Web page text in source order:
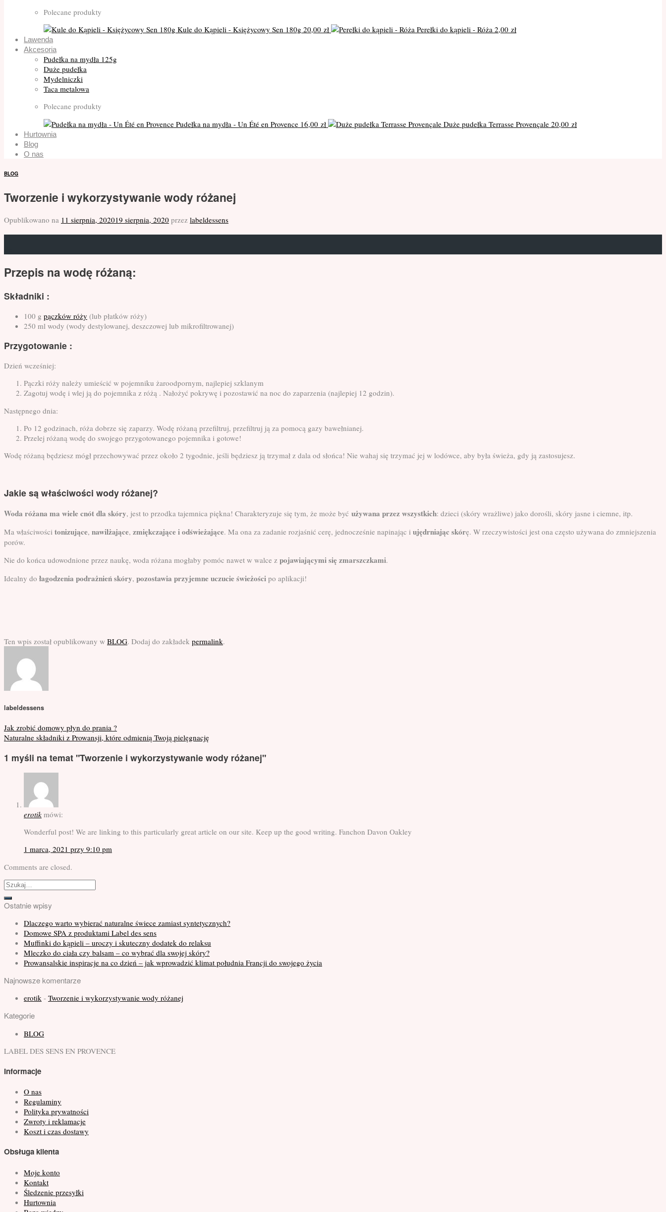
Polecane produkty
Kule do Kąpieli - Księżycowy Sen 180g 20,00 zł Perełki do kąpieli - Róża 2,00 zł
Lawenda
Akcesoria
Pudełka na mydła 125g
Duże pudełka
Mydelniczki
Taca metalowa
Polecane produkty
Pudełka na mydła - Un Été en Provence 16,00 zł Duże pudełka Terrasse Provençale 20,00 zł
Hurtownia
Blog
O nas
BLOG
Tworzenie i wykorzystywanie wody różanej
Opublikowano na 11 sierpnia, 202019 sierpnia, 2020 przez labeldessens
Przepis na wodę różaną:
Składniki :
100 g pączków róży (lub płatków róży)
250 ml wody (wody destylowanej, deszczowej lub mikrofiltrowanej)
Przygotowanie :
Dzień wcześniej:
Pączki róży należy umieścić w pojemniku żaroodpornym, najlepiej szklanym
Zagotuj wodę i wlej ją do pojemnika z różą . Nałożyć pokrywę i pozostawić na noc do zaparzenia (najlepiej 12 godzin).
Następnego dnia:
Po 12 godzinach, róża dobrze się zaparzy. Wodę różaną przefiltruj, przefiltruj ją za pomocą gazy bawełnianej.
Przelej różaną wodę do swojego przygotowanego pojemnika i gotowe!
Wodę różaną będziesz mógł przechowywać przez około 2 tygodnie, jeśli będziesz ją trzymał z dala od słońca! Nie wahaj się trzymać jej w lodówce, aby była świeża, gdy ją zastosujesz.
Jakie są właściwości wody różanej?
Woda różana ma wiele cnót dla skóry, jest to przodka tajemnica piękna! Charakteryzuje się tym, że może być używana przez wszystkich: dzieci (skóry wrażliwe) jako dorośli, skóry jasne i ciemne, itp.
Ma właściwości tonizujące, nawilżające, zmiękczające i odświeżające. Ma ona za zadanie rozjaśnić cerę, jednocześnie napinając i ujędrniając skórę. W rzeczywistości jest ona często używana do zmniejszenia
porów.
Nie do końca udowodnione przez naukę, woda różana mogłaby pomóc nawet w walce z pojawiającymi się zmarszczkami.
Idealny do łagodzenia podrażnień skóry, pozostawia przyjemne uczucie świeżości po aplikacji!
Ten wpis został opublikowany w BLOG. Dodaj do zakładek permalink.
labeldessens
Jak zrobić domowy płyn do prania ?
Naturalne składniki z Prowansji, które odmienią Twoją pielęgnację
1 myśli na temat "Tworzenie i wykorzystywanie wody różanej"
erotik mówi:
Wonderful post! We are linking to this particularly great article on our site. Keep up the good writing. Fanchon Davon Oakley
1 marca, 2021 przy 9:10 pm
Comments are closed.
Ostatnie wpisy
Dlaczego warto wybierać naturalne świece zamiast syntetycznych?
Domowe SPA z produktami Label des sens
Muffinki do kąpieli – uroczy i skuteczny dodatek do relaksu
Mleczko do ciała czy balsam – co wybrać dla swojej skóry?
Prowansalskie inspiracje na co dzień – jak wprowadzić klimat południa Francji do swojego życia
Najnowsze komentarze
erotik - Tworzenie i wykorzystywanie wody różanej
Kategorie
BLOG
LABEL DES SENS EN PROVENCE
Informacje
O nas
Regulaminy
Polityka prywatności
Zwroty i reklamacje
Koszt i czas dostawy
Obsługa klienta
Moje konto
Kontakt
Śledzenie przesyłki
Hurtownia